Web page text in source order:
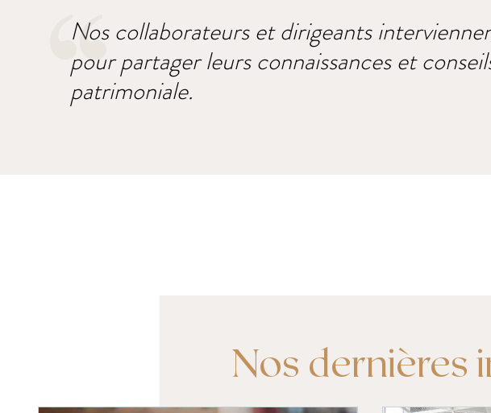
Nos collaborateurs et dirigeants
pour partager leurs connaissances et
patrimoniale.
Nos dernières